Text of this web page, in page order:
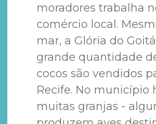
moradores trabalha
comércio local.
mar, a Glória do
grande quantidade
cocos são vendidos
Recife. No município
muitas granjas -